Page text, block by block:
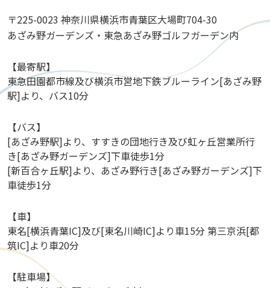
〒225-0023 神奈川県横浜市青葉区大場町704-30
あざみ野ガーデンズ・東急あざみ野ゴルフガーデン内
【最寄駅】
東急田園都市線及び横浜市営地下鉄ブルーライン[あざみ野
駅]より、バス10分
【バス】
[あざみ野駅]より、すすきの団地行き及び虹ヶ丘営業所行
き[あざみ野ガーデンズ]下車徒歩1分
[新百合ヶ丘駅]より、あざみ野行き[あざみ野ガーデンズ]下
車徒歩1分
【車】
東名[横浜青葉IC]及び[東名川崎IC]より車15分 第三京浜[都
筑IC]より車20分
【駐車場】